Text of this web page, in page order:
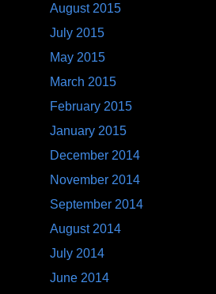
August 2015
July 2015
May 2015
March 2015
February 2015
January 2015
December 2014
November 2014
September 2014
August 2014
July 2014
June 2014